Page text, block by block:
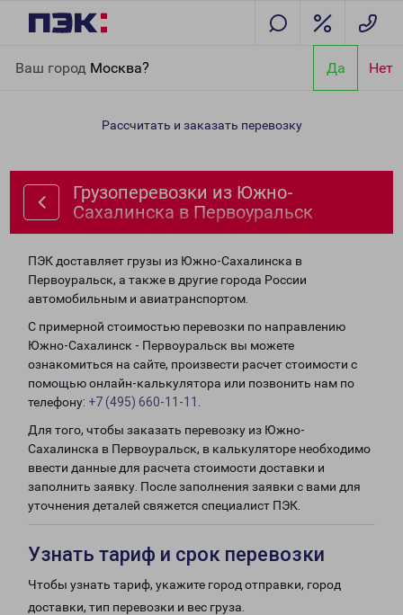
Ваш город Москва? Да Нет
в Первоуральск
Рассчитать и заказать перевозку
Грузоперевозки из Южно-
Сахалинска в Первоуральск
ПЭК доставляет грузы из Южно-Сахалинска в
Первоуральск, а также в другие города России
автомобильным и авиатранспортом.
С примерной стоимостью перевозки по направлению
Южно-Сахалинск - Первоуральск вы можете
ознакомиться на сайте, произвести расчет стоимости с
помощью онлайн-калькулятора или позвонить нам по
телефону: +7 (495) 660-11-11
Для того, чтобы заказать перевозку из Южно-
Сахалинска в Первоуральск, в калькуляторе необходимо
ввести данные для расчета стоимости доставки и
заполнить заявку. После заполнения заявки с вами для
уточнения деталей свяжется специалист ПЭК.
Узнать тариф и срок перевозки
Чтобы узнать тариф, укажите город отправки, город
доставки, тип перевозки и вес груза.